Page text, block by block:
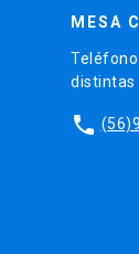
MESA
distintas
phone